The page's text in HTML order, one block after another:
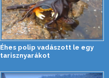
Éhes polip vadászott le egy
tarisznyarákot